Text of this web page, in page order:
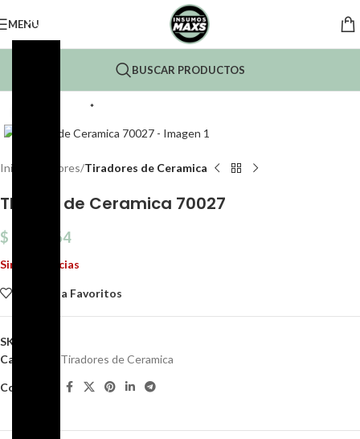
MENU
BUSCAR PRODUCTOS
*
Inicio Tiradores Tiradores de Ceramica
TIrador de Ceramica 70027
$ 1.365,64
Sin existencias
Agregar a Favoritos
SKU:
Categoría:
Tiradores de Ceramica
Compartir: